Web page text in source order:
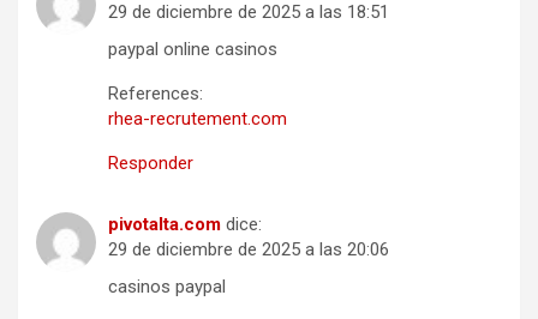
29 de diciembre de 2025 a las 18:51
paypal online casinos
References:
rhea-recrutement.com
Responder
pivotalta.com dice:
29 de diciembre de 2025 a las 20:06
casinos paypal